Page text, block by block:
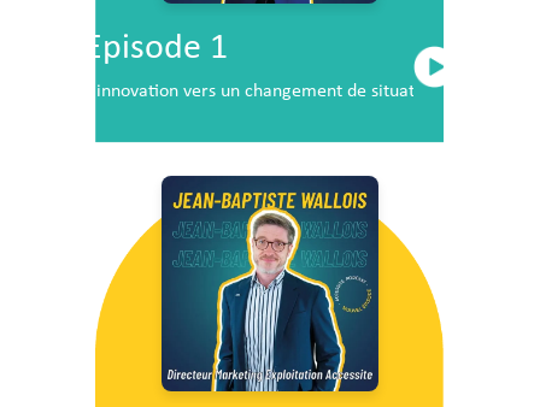
Episode 1
L’innovation vers un changement de situation